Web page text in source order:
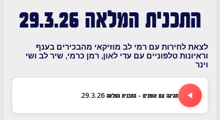
המלאה 29.3.26
לחירות עם רמי לב מוזיקאי מהבכירים בענף
טלפוניים עם עדי לאון, רמן כרמי, שיר לב ושי
חגיגה עם אומנים - התכנית המלאה 29.3.26